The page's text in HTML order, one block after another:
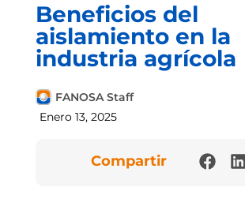
Beneficios del
aislamiento en la
industria agrícola
FANOSA Staff
Enero 13, 2025
Compartir